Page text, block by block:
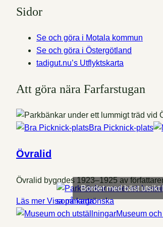
Bordet med bäst
Sidor
Se och göra i Motala kommun
Se och göra i Östergötland
tadigut.nu’s Utflyktskarta
Att göra nära Farfarstugan
Bra Picknick-plats
Övralid
Övralid byggdes 1923–1925 av
Läs mer Visa på karta
Museum